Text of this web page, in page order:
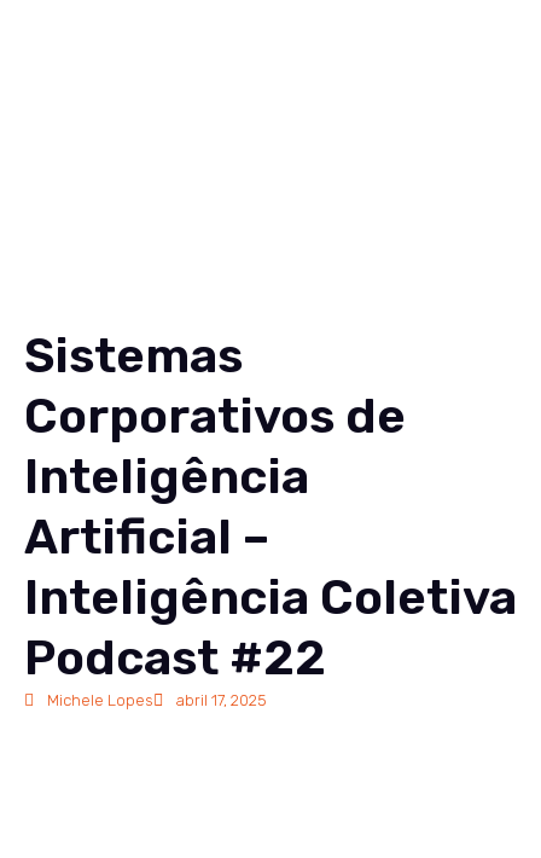
Sistemas
Corporativos de
Inteligência
Artificial –
Inteligência Coletiva
Podcast #22
Michele Lopes abril 17, 2025